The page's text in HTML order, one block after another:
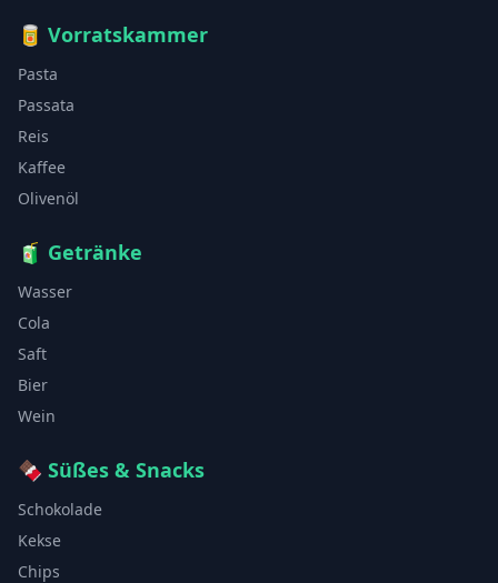
🥫 Vorratskammer
Pasta
Passata
Reis
Kaffee
Olivenöl
🧃 Getränke
Wasser
Cola
Saft
Bier
Wein
🍫 Süßes & Snacks
Schokolade
Kekse
Chips